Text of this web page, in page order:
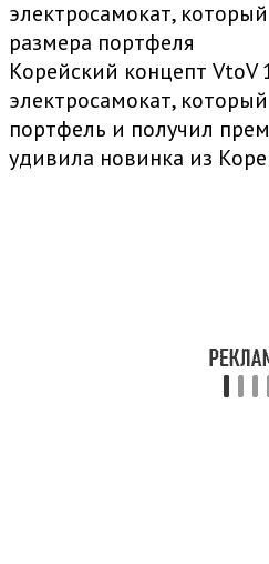
Корейский концепт VtoV
электросамокат,
портфель и получил
удивила новинка из